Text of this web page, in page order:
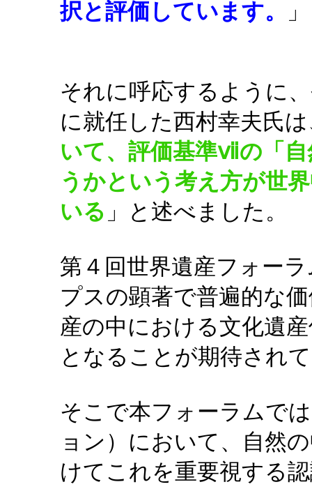
択と評価しています。 」
それに呼応するように
に就任した西村幸夫氏
いて、評価基準ⅶの「
うかという考え方が世
いる 」と述べました。
第４回世界遺産フォー
プスの顕著で普遍的な
産の中における文化遺
となることが期待され
そこで本フォーラムで
ョン）において、自然
けてこれを重要視する